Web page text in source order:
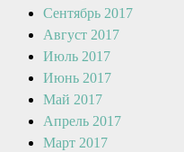
Сентябрь 2017
Август 2017
Июль 2017
Июнь 2017
Май 2017
Апрель 2017
Март 2017